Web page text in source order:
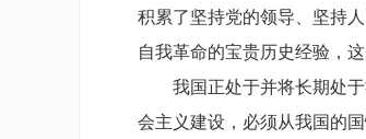
积累了坚持党的领导、坚持
自我革命的宝贵历史经验，
我国正处于并将长期处于
会主义建设，必须从我国的